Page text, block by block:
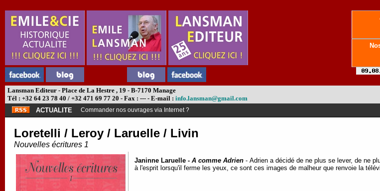
Lansman Editeur - Place de La Hestre , 19 - B-7170 Manage
Tél : +32 64 23 78 40 / +32 471 69 77 20 - Fax : --- - E-mail : info.lansman@gmail.com
ACTUALITE Commander nos ouvrages via Internet ?
Loretelli / Leroy / Laruelle / Livin
Nouvelles écritures 1
Janinne Laruelle - A comme Adrien - Adrien a décidé de ne plus se lever, de ne
à l'esprit lorsqu'il ferme les yeux, ce sont ces images de malheur que renvoie la